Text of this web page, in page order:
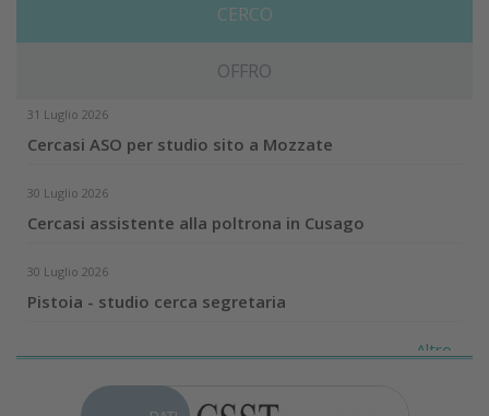
CERCO
OFFRO
31 Luglio 2026
Cercasi ASO per studio sito a Mozzate
30 Luglio 2026
Cercasi assistente alla poltrona in Cusago
30 Luglio 2026
Pistoia - studio cerca segretaria
Altro...